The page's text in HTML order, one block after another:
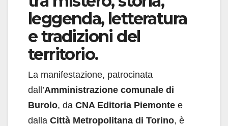
leggenda, letteratura
e tradizioni del
territorio.
La manifestazione, patrocinata
dall’Amministrazione comunale di
Burolo, da CNA Editoria Piemonte e
dalla Città Metropolitana di Torino, è